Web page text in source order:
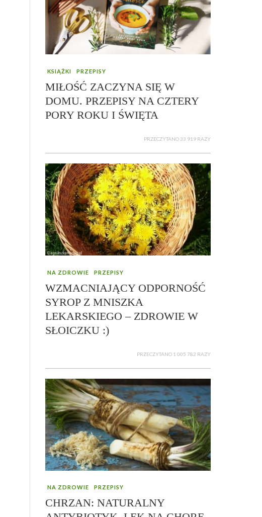
KSIĄŻKI PRZEPISY
MIŁOŚĆ ZACZYNA SIĘ W
DOMU. PRZEPISY NA CZTERY
PORY ROKU I ŚWIĘTA
PRZECZYTANO 33 919 RAZY
NA ZDROWIE PRZEPISY
WZMACNIAJĄCY ODPORNOŚĆ
SYROP Z MNISZKA
LEKARSKIEGO – ZDROWIE W
SŁOICZKU :)
PRZECZYTANO 1 005 782 RAZY
NA ZDROWIE PRZEPISY
CHRZAN: NATURALNY